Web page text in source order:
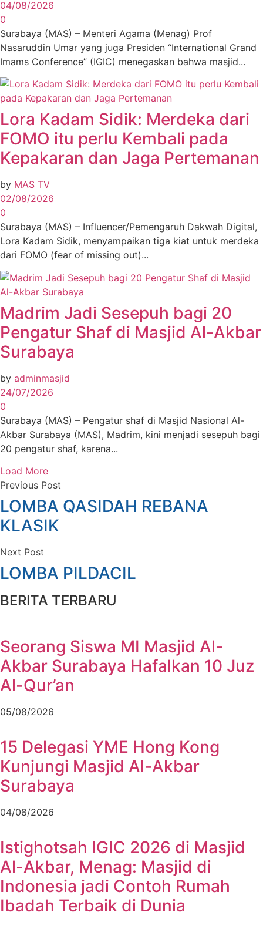
04/08/2026
0
Surabaya (MAS) – Menteri Agama (Menag) Prof
Nasaruddin Umar yang juga Presiden “International Grand
Imams Conference” (IGIC) menegaskan bahwa masjid...
Lora Kadam Sidik: Merdeka dari
FOMO itu perlu Kembali pada
Kepakaran dan Jaga Pertemanan
by MAS TV
02/08/2026
0
Surabaya (MAS) – Influencer/Pemengaruh Dakwah Digital,
Lora Kadam Sidik, menyampaikan tiga kiat untuk merdeka
dari FOMO (fear of missing out)...
Madrim Jadi Sesepuh bagi 20
Pengatur Shaf di Masjid Al-Akbar
Surabaya
by adminmasjid
24/07/2026
0
Surabaya (MAS) – Pengatur shaf di Masjid Nasional Al-
Akbar Surabaya (MAS), Madrim, kini menjadi sesepuh bagi
20 pengatur shaf, karena...
Load More
Previous Post
LOMBA QASIDAH REBANA
KLASIK
Next Post
LOMBA PILDACIL
BERITA TERBARU
Seorang Siswa MI Masjid Al-
Akbar Surabaya Hafalkan 10 Juz
Al-Qur’an
05/08/2026
15 Delegasi YME Hong Kong
Kunjungi Masjid Al-Akbar
Surabaya
04/08/2026
Istighotsah IGIC 2026 di Masjid
Al-Akbar, Menag: Masjid di
Indonesia jadi Contoh Rumah
Ibadah Terbaik di Dunia